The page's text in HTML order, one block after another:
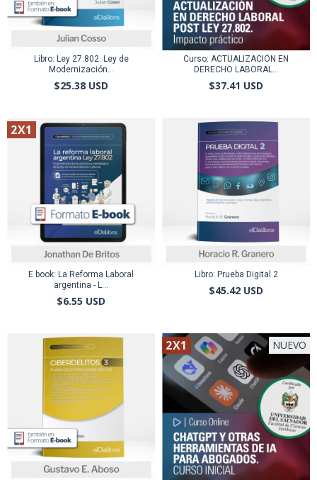
Libro: Ley 27.802. Ley de
Modernización...
$25.38 USD
Curso: ACTUALIZACIÓN EN
DERECHO LABORAL...
$37.41 USD
2X1
E book: La Reforma Laboral
argentina - L...
$6.55 USD
Libro: Prueba Digital 2
$45.42 USD
2X1 NUEVO